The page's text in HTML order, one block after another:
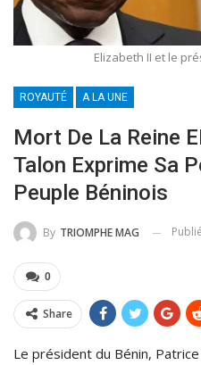
Elizabeth II et le
ROYAUTÉ A LA UNE
Mort De La Reine
Talon Exprime Sa
Peuple Béninois
By TRIOMPHE MAG
0
Share
Le président du Bénin,